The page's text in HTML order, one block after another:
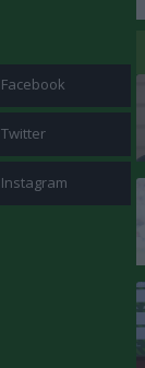
Facebook
Twitter
Instagram